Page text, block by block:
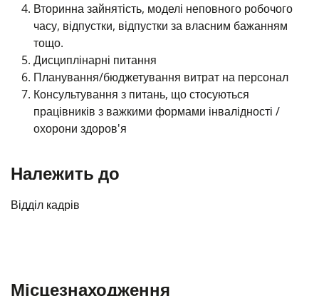
Вторинна зайнятість, моделі неповного робочого
часу, відпустки, відпустки за власним бажанням
тощо.
Дисциплінарні питання
Планування/бюджетування витрат на персонал
Консультування з питань, що стосуються
працівників з важкими формами інвалідності /
охорони здоров'я
Належить до
Відділ кадрів
Місцезнаходження